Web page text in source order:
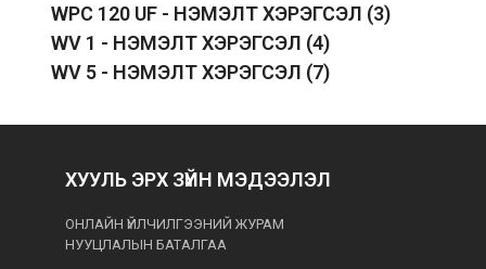
WPC 120 UF - НЭМЭЛТ ХЭРЭГСЭЛ (3)
WV 1 - НЭМЭЛТ ХЭРЭГСЭЛ (4)
WV 5 - НЭМЭЛТ ХЭРЭГСЭЛ (7)
ХУУЛЬ ЭРХ ЗҮЙН МЭДЭЭЛЭЛ
ОНЛАЙН ҮЙЛЧИЛГЭЭНИЙ ЖУРАМ
НУУЦЛАЛЫН БАТАЛГАА